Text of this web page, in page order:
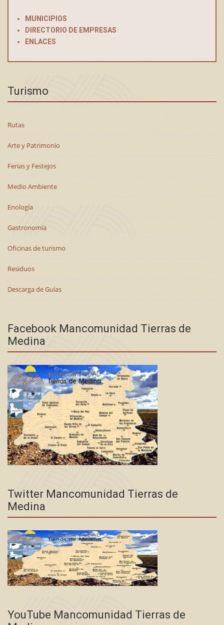
MUNICIPIOS
DIRECTORIO DE EMPRESAS
ENLACES
Turismo
Rutas
Arte y Patrimonio
Ferias y Festejos
Medio Ambiente
Enología
Gastronomía
Oficinas de turismo
Residuos
Descarga de Guías
Facebook Mancomunidad Tierras de
Medina
Twitter Mancomunidad Tierras de
Medina
YouTube Mancomunidad Tierras de